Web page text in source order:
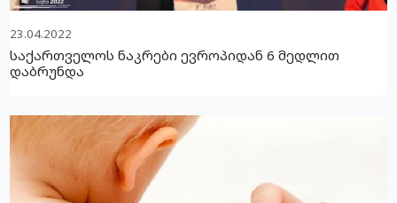
23.04.2022
საქართველოს ნაკრები ევროპიდან 6 მედლით
დაბრუნდა